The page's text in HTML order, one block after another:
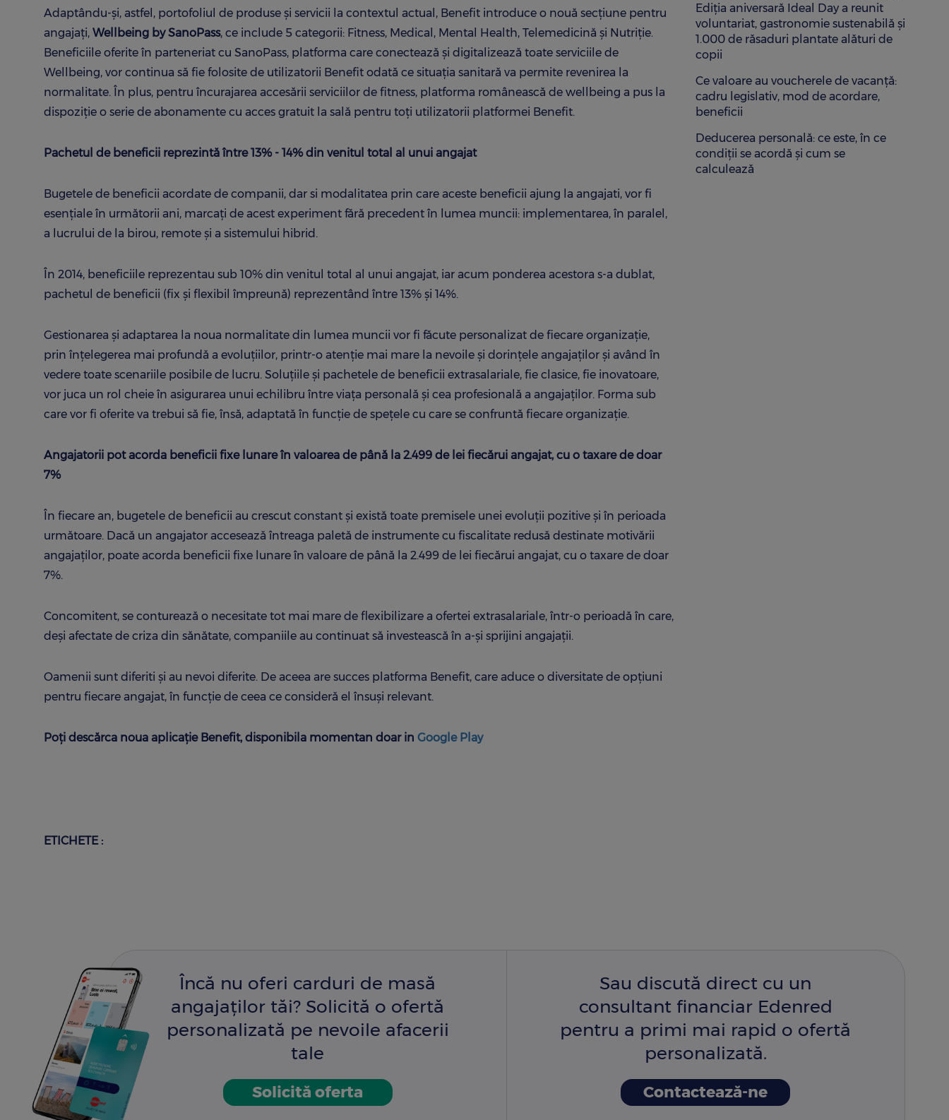
Adaptându-și, astfel, portofoliul de produse și servicii la contextul actual, Benefit introduce o nouă secțiune pentru
angajați, Wellbeing by SanoPass, ce include 5 categorii: Fitness, Medical, Mental Health, Telemedicină și Nutriţie.
Beneficiile oferite în parteneriat cu SanoPass, platforma care conectează și digitalizează toate serviciile de
Wellbeing, vor continua să fie folosite de utilizatorii Benefit odată ce situația sanitară va permite revenirea la
normalitate. În plus, pentru încurajarea accesării serviciilor de fitness, platforma românească de wellbeing a pus la
dispoziție o serie de abonamente cu acces gratuit la sală pentru toți utilizatorii platformei Benefit.
Pachetul de beneficii reprezintă între 13% - 14% din venitul total al unui angajat
Bugetele de beneficii acordate de companii, dar si modalitatea prin care aceste beneficii ajung la angajati, vor fi
esențiale în următorii ani, marcați de acest experiment fără precedent în lumea muncii: implementarea, în paralel,
a lucrului de la birou, remote și a sistemului hibrid.
În 2014, beneficiile reprezentau sub 10% din venitul total al unui angajat, iar acum ponderea acestora s-a dublat,
pachetul de beneficii (fix și flexibil împreună) reprezentând între 13% și 14%.
Gestionarea și adaptarea la noua normalitate din lumea muncii vor fi făcute personalizat de fiecare organizație,
prin înţelegerea mai profundă a evoluţiilor, printr-o atenție mai mare la nevoile şi dorinţele angajaților și având în
vedere toate scenariile posibile de lucru. Soluțiile și pachetele de beneficii extrasalariale, fie clasice, fie inovatoare,
vor juca un rol cheie în asigurarea unui echilibru între viața personală și cea profesională a angajaților. Forma sub
care vor fi oferite va trebui să fie, însă, adaptată în funcție de spețele cu care se confruntă fiecare organizație.
Angajatorii pot acorda beneficii fixe lunare în valoarea de până la 2.499 de lei fiecărui angajat, cu o taxare de doar
7%
În fiecare an, bugetele de beneficii au crescut constant și există toate premisele unei evoluții pozitive și în perioada
următoare. Dacă un angajator accesează întreaga paletă de instrumente cu fiscalitate redusă destinate motivării
angajaților, poate acorda beneficii fixe lunare în valoare de până la 2.499 de lei fiecărui angajat, cu o taxare de doar
7%.
Concomitent, se conturează o necesitate tot mai mare de flexibilizare a ofertei extrasalariale, într-o perioadă în care,
deși afectate de criza din sănătate, companiile au continuat să investească în a-și sprijini angajații.
Oamenii sunt diferiti şi au nevoi diferite. De aceea are succes platforma Benefit, care aduce o diversitate de opţiuni
pentru fiecare angajat, în funcţie de ceea ce consideră el însuşi relevant.
Poți descărca noua aplicație Benefit, disponibila momentan doar in Google Play
ETICHETE :
Ediția aniversară Ideal Day a reunit
voluntariat, gastronomie sustenabilă și
1.000 de răsaduri plantate alături de
copii
Ce valoare au voucherele de vacanță:
cadru legislativ, mod de acordare,
beneficii
Deducerea personală: ce este, în ce
condiții se acordă și cum se
calculează
Încă nu oferi carduri de masă
angajaților tăi? Solicită o ofertă
personalizată pe nevoile afacerii
tale
Solicită oferta
Sau discută direct cu un
consultant financiar Edenred
pentru a primi mai rapid o ofertă
personalizată.
Contactează-ne